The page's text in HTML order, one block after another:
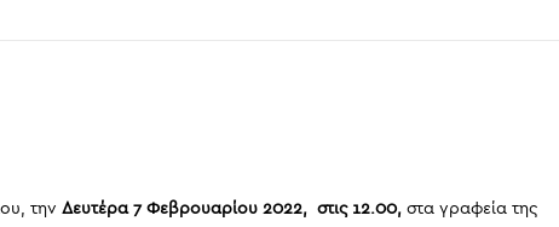
τηνΔευτέρα 7 Φεβρουαρίου 2022, στις 12.00,στα γραφεία της